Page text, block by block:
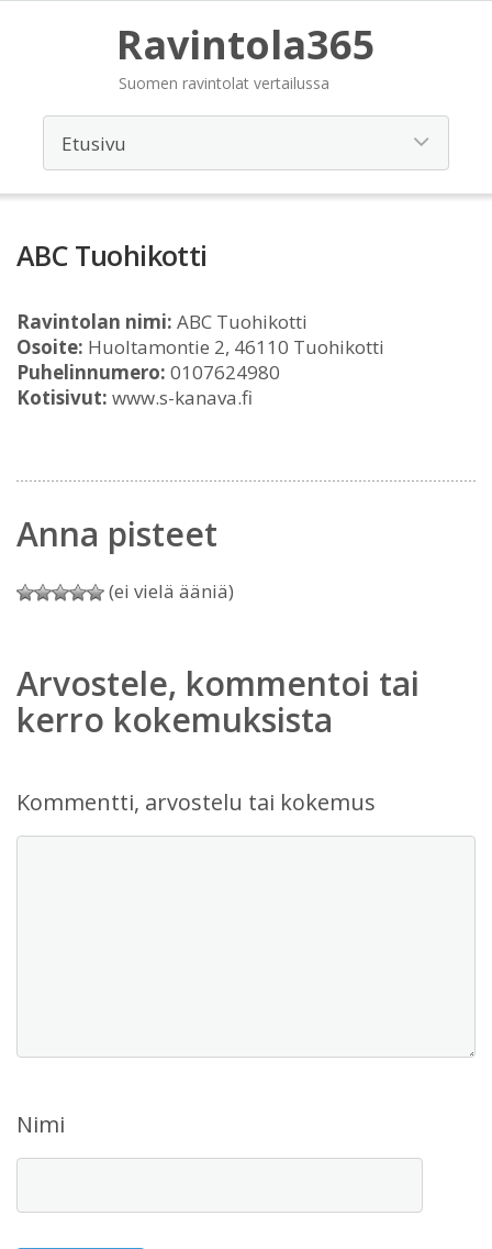
Ravintola365
Suomen ravintolat vertailussa
ABC Tuohikotti
Ravintolan nimi: ABC Tuohikotti
Osoite: Huoltamontie 2, 46110 Tuohikotti
Puhelinnumero: 0107624980
Kotisivut: www.s-kanava.fi
Anna pisteet
(ei vielä ääniä)
Arvostele, kommentoi tai
kerro kokemuksista
Kommentti, arvostelu tai kokemus
Nimi